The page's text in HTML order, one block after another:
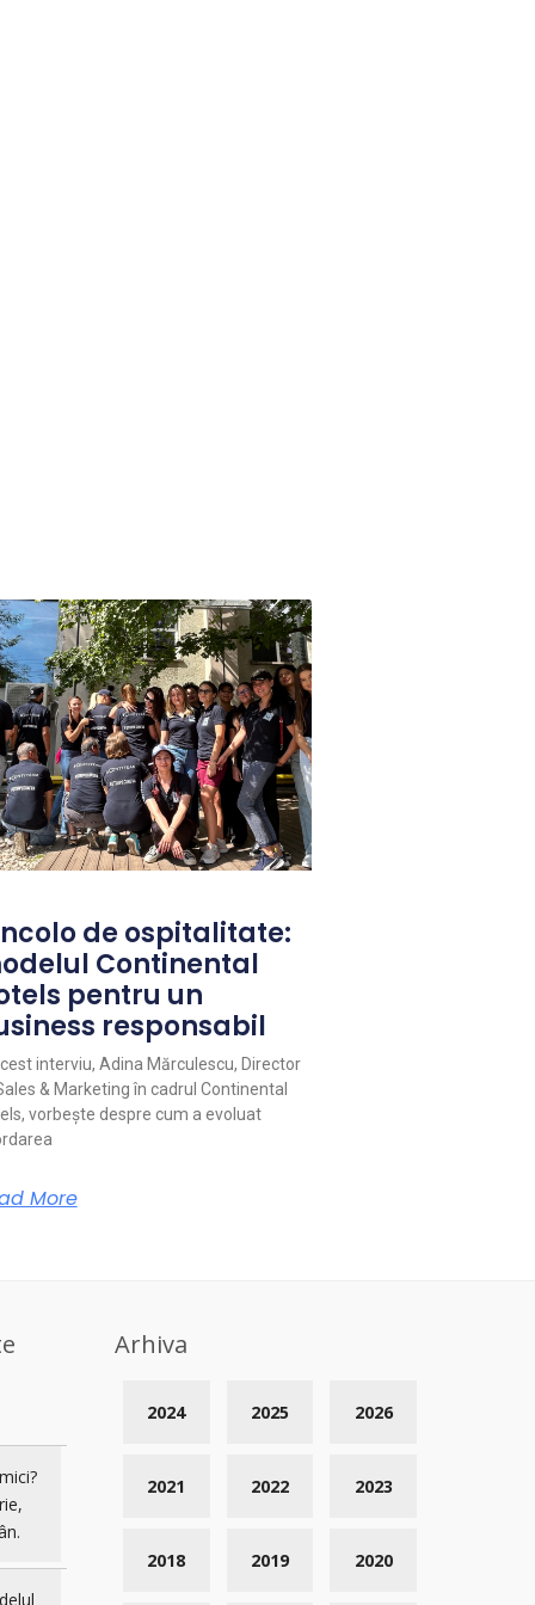
de ospitalitate:
Continental
pentru un
responsabil
interviu, Adina Mărculescu, Director
& Marketing în cadrul Continental
vorbește despre cum a evoluat
More
Arhiva
2026
2025
2024
2023
2022
2021
2020
2019
2018